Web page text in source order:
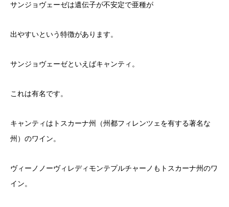
サンジョヴェーゼは遺伝子が不安定で亜種が
出やすいという特徴があります。
サンジョヴェーゼといえばキャンティ。
これは有名です。
キャンティはトスカーナ州（州都フィレンツェを有する著名な
州）のワイン。
ヴィーノノーヴィレディモンテプルチャーノもトスカーナ州のワ
イン。